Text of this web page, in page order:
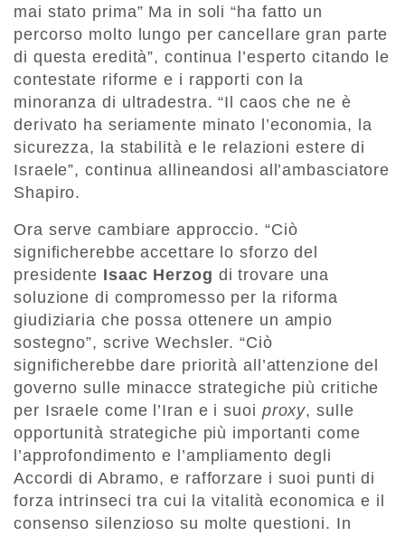
mai stato prima” Ma in soli “ha fatto un
percorso molto lungo per cancellare gran parte
di questa eredità”, continua l’esperto citando le
contestate riforme e i rapporti con la
minoranza di ultradestra. “Il caos che ne è
derivato ha seriamente minato l’economia, la
sicurezza, la stabilità e le relazioni estere di
Israele”, continua allineandosi all’ambasciatore
Shapiro.
Ora serve cambiare approccio. “Ciò
significherebbe accettare lo sforzo del
presidente Isaac Herzog di trovare una
soluzione di compromesso per la riforma
giudiziaria che possa ottenere un ampio
sostegno”, scrive Wechsler. “Ciò
significherebbe dare priorità all’attenzione del
governo sulle minacce strategiche più critiche
per Israele come l’Iran e i suoi proxy, sulle
opportunità strategiche più importanti come
l’approfondimento e l’ampliamento degli
Accordi di Abramo, e rafforzare i suoi punti di
forza intrinseci tra cui la vitalità economica e il
consenso silenzioso su molte questioni. In